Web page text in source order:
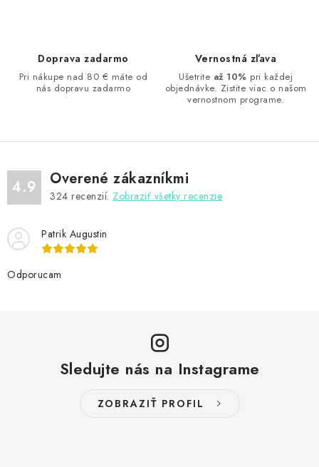
p
r
v
k
y
v
p
Doprava zadarmo
Pri nákupe nad 80 € máte od
nás dopravu zadarmo
Vernostná zľava
Ušetrite až 10% pri každej
objednávke. Zistite viac o našom
vernostnom programe.
4.9 Overené zákazníkmi
324 recenzií. Zobraziť všetky recenzie
Patrik Augustin
Odporucam
Sledujte nás na Instagrame
ZOBRAZIŤ PROFIL